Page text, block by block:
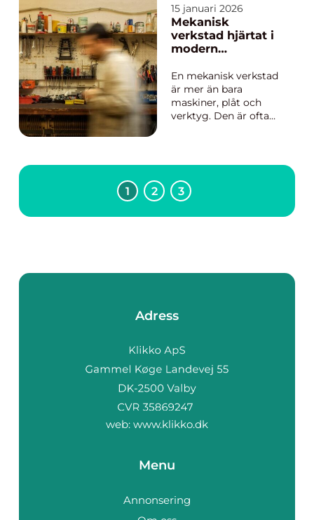
lösningar. En bra
rörmokare gör mer
än att bara laga läckor
de planerar, installerar
system för vatten,
värme och avlopp...
15 januari 2026
Mekanisk
verkstad hjärtat i
modern
tri
En mekanisk verkstad
är mer än bara
maskiner, plåt och
verktyg. Den är ofta
fysiska produkter. Här
formas detaljer som
hamnar i
1 2 3
Adress
web: www.klikko.dk
Menu
Annonsering